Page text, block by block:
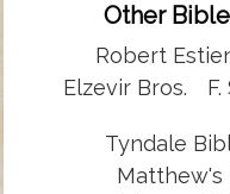
Other
Robert
Elzevir Bros.
Tyndale
Matthew's